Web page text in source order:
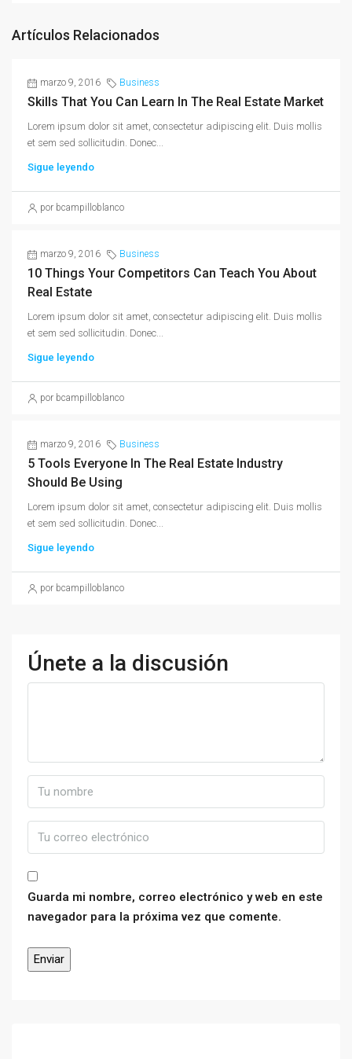
Artículos Relacionados
marzo 9, 2016 Business
Skills That You Can Learn In The Real Estate Market
Lorem ipsum dolor sit amet, consectetur adipiscing elit. Duis mollis
et sem sed sollicitudin. Donec...
Sigue leyendo
por bcampilloblanco
marzo 9, 2016 Business
10 Things Your Competitors Can Teach You About
Real Estate
Lorem ipsum dolor sit amet, consectetur adipiscing elit. Duis mollis
et sem sed sollicitudin. Donec...
Sigue leyendo
por bcampilloblanco
marzo 9, 2016 Business
5 Tools Everyone In The Real Estate Industry
Should Be Using
Lorem ipsum dolor sit amet, consectetur adipiscing elit. Duis mollis
et sem sed sollicitudin. Donec...
Sigue leyendo
por bcampilloblanco
Únete a la discusión
Guarda mi nombre, correo electrónico y web en este
navegador para la próxima vez que comente.